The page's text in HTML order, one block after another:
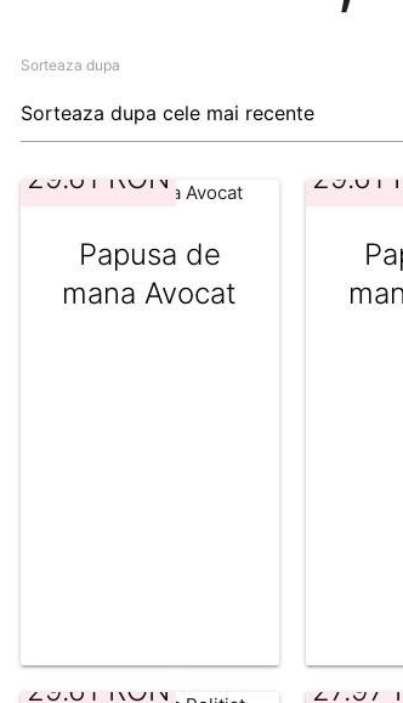
Sorteaza dupa
29.61 RON
Papusa de
mana Avocat
29.61
29.61 RON 27.97